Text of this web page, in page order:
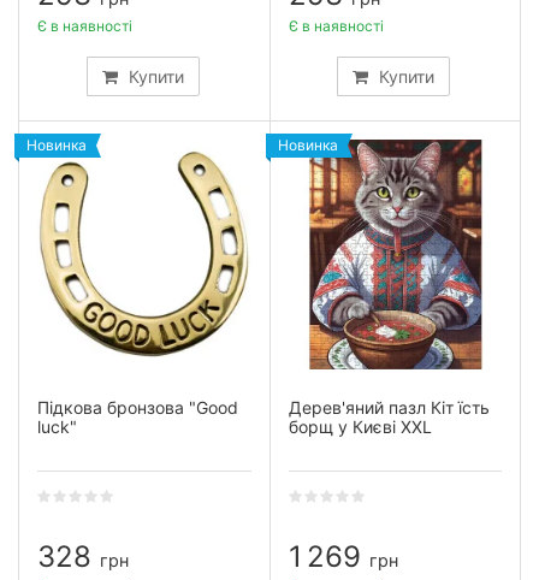
Купити
Є в наявності
Купити
Є в наявності
Новинка
Підкова бронзова "Good
luck"
328 грн
Новинка
Дерев'яний пазл Кіт їсть
борщ у Києві XXL
1 269 грн